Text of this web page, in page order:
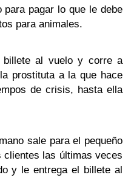
pagar lo que le debe
para animales.
billete al vuelo y corre a
prostituta a la que hace
de crisis, hasta ella
sale para el pequeño
clientes las últimas veces
y le entrega el billete al